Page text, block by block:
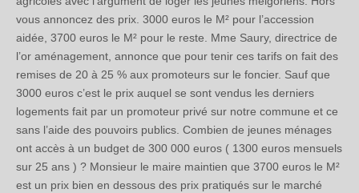
vous annoncez des prix. 3000 euros le M² pour l’accession
aidée, 3700 euros le M² pour le reste. Mme Saury, directrice de
l’or aménagement, annonce que pour tenir ces tarifs on fait des
remises de 20 à 25 % aux promoteurs sur le foncier. Sauf que
3000 euros c’est le prix auquel se sont vendus les derniers
logements fait par un promoteur privé sur notre commune et ce
sans l’aide des pouvoirs publics. Combien de jeunes ménages
ont accès à un budget de 300 000 euros ( 1300 euros mensuels
sur 25 ans ) ? Monsieur le maire maintien que 3700 euros le M²
est un prix bien en dessous des prix pratiqués sur le marché